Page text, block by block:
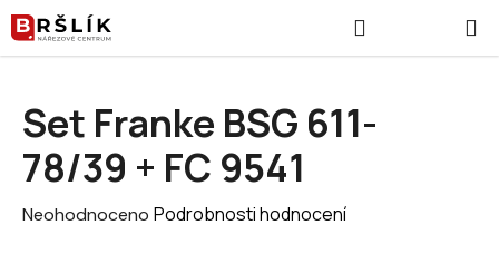
Přejít na obsah
Set Franke BSG 611-
78/39 + FC 9541
Průměrné hodnocení produktu je 0,0 z 5 hvězdiček.
Neohodnoceno Podrobnosti hodnocení